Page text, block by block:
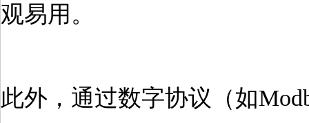
观易用。
此外，通过数字协议（如